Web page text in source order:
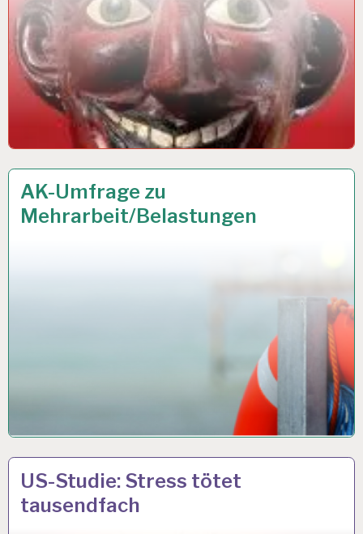
12-
STUNDEN-
ARBEITSTAG…
AK-Umfrage zu
Mehrarbeit/Belastungen
26 JUNI 2018
12-
STUNDEN-
ARBEITSTAG…
US-Studie: Stress tötet
tausendfach
16 JUNI 2018